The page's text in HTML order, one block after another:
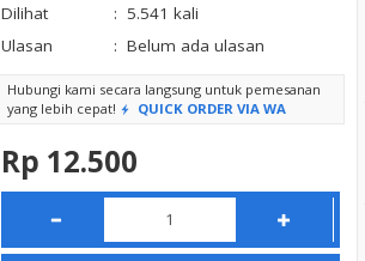
Dilihat
: 5.541 kali
Ulasan
: Belum ada ulasan
Hubungi kami secara langsung untuk pemesanan
yang lebih cepat!
QUICK ORDER VIA WA
Rp 12.500